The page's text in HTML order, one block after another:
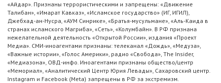
«Айдар». Признаны террористическими и запрещены: «Движение
Талибан», «Имарат Кавказ», «Исламское государство» (ИГ, ИГИЛ),
Джебхад-ан-Нусра, «АУМ Синрике», «Братья-мусульмане», «Аль-Каида в
странах исламского Магриба», «Сеть», «Колумбайн». В РФ признана
нежелательной деятельность «Открытой России», издания «Проект
Медиа». СМИ-иноагентами признаны: телеканал «Дождь», «Медуза»,
«Важные истории», «Голос Америки», радио «Свобода», The Insider,
«Медиазона», ОВД-инфо. Иноагентами признаны общество/центр
«Мемориал», «Аналитический Центр Юрия Левады», Сахаровский центр.
Instagram и Facebook (Metа) запрещены в РФ за экстремизм.